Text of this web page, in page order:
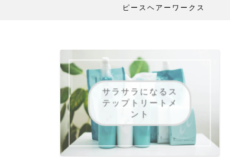
ピースヘアーワークス
サラサラになるス
テップトリートメ
ント